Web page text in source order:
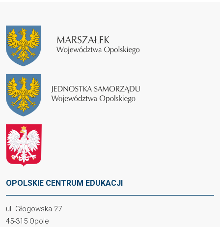
OPOLSKIE CENTRUM EDUKACJI
ul. Głogowska 27
45-315 Opole